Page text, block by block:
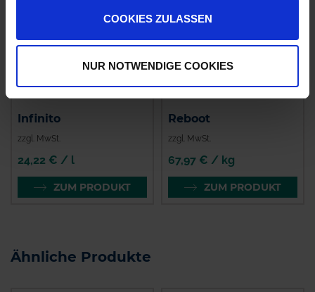
COOKIES ZULASSEN
NUR NOTWENDIGE COOKIES
Infinito
zzgl. MwSt.
24,22 € / l
ZUM PRODUKT
Reboot
zzgl. MwSt.
67,97 € / kg
ZUM PRODUKT
Ähnliche Produkte